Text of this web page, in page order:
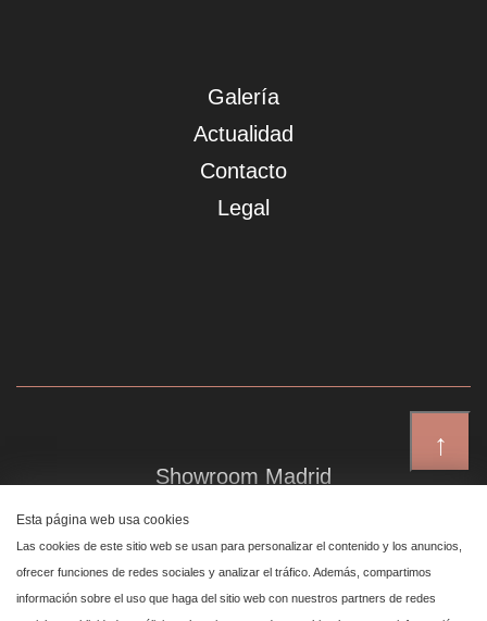
↑
Galería
Actualidad
Contacto
Legal
Showroom Madrid
Plaza de Canalejas 6, 4 izq
Centro, 28014 Madrid
Esta página web usa cookies
Las cookies de este sitio web se usan para personalizar el contenido y los anuncios,
ofrecer funciones de redes sociales y analizar el tráfico. Además, compartimos
información sobre el uso que haga del sitio web con nuestros partners de redes